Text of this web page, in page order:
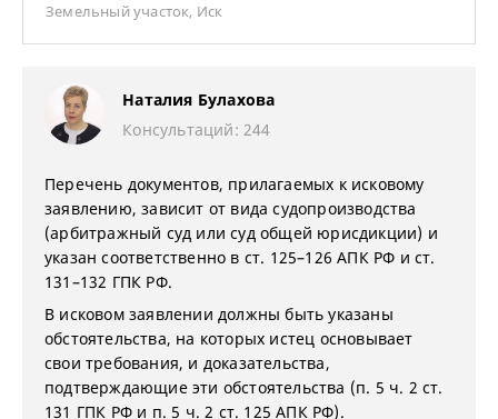
Земельный участок, Иск
Наталия Булахова
Консультаций: 244
Перечень документов, прилагаемых к исковому
заявлению, зависит от вида судопроизводства
(арбитражный суд или суд общей юрисдикции) и
указан соответственно в ст. 125–126 АПК РФ и ст.
131–132 ГПК РФ.
В исковом заявлении должны быть указаны
обстоятельства, на которых истец основывает
свои требования, и доказательства,
подтверждающие эти обстоятельства (п. 5 ч. 2 ст.
131 ГПК РФ и п. 5 ч. 2 ст. 125 АПК РФ).